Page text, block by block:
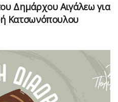
Δημάρχου Αιγάλεω για
Κατσωνόπουλου